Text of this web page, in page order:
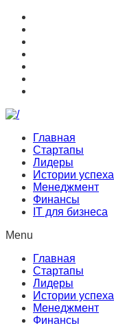
Главная
Стартапы
Лидеры
Истории успеха
Менеджмент
Финансы
IT для бизнеса
Menu
Главная
Стартапы
Лидеры
Истории успеха
Менеджмент
Финансы